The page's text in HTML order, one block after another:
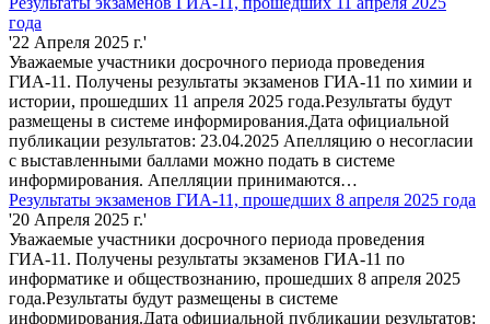
года
'22 Апреля 2025 г.'
Уважаемые участники досрочного периода проведения
ГИА-11. Получены результаты экзаменов ГИА-11 по химии и
истории, прошедших 11 апреля 2025 года.Результаты будут
размещены в системе информирования.Дата официальной
публикации результатов: 23.04.2025 Апелляцию о несогласии
с выставленными баллами можно подать в системе
информирования. Апелляции принимаются…
Результаты экзаменов ГИА-11, прошедших 8 апреля 2025 года
'20 Апреля 2025 г.'
Уважаемые участники досрочного периода проведения
ГИА-11. Получены результаты экзаменов ГИА-11 по
информатике и обществознанию, прошедших 8 апреля 2025
года.Результаты будут размещены в системе
информирования.Дата официальной публикации результатов: